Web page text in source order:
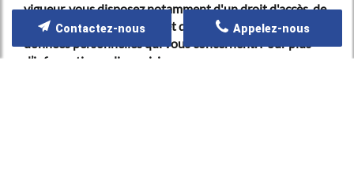
vigueur, vous disposez notamment d'un droit d'accès, de
rectification, d'opposition et d'effacement sur les
données personnelles qui vous concernent. Pour plus
d’informations, cliquez ici
Appelez-nous
Contactez-nous